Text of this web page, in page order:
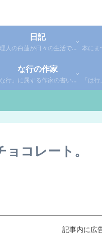
日記
管理人の白蓮が日々の生活で感じた事や考えた事を綴った個人的な日記です。
な行の作家
「な行」に属する作家の書いた本の感想です。さらに「な」「に」「ぬ」「ね」「の」に分類していあります。お好きな作家の作品を探してみてください。
ョコレート。
記事内に広